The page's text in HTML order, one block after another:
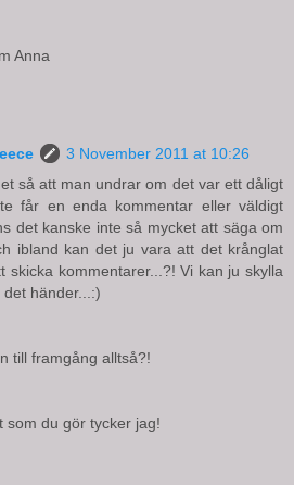
Anna
3 November 2011 at 10:26
så att man undrar om det var ett dåligt
får en enda kommentar eller väldigt
det kanske inte så mycket att säga om
ibland kan det ju vara att det krånglat
skicka kommentarer...?! Vi kan ju skylla
händer...:)
till framgång alltså?!
som du gör tycker jag!